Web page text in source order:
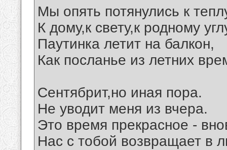
Мы опять потянулись к
К дому,к свету,к родному
Паутинка летит на балкон,
Как посланье из летних
Сентябрит,но иная пора.
Не уводит меня из вчера.
Это время прекрасное -
Нас с тобой возвращает в